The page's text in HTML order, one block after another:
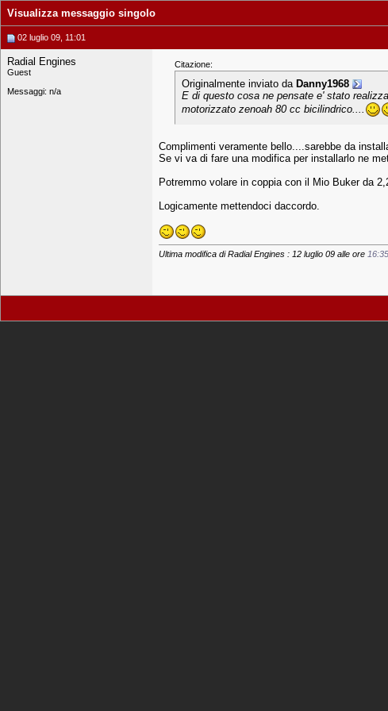
Visualizza messaggio singolo
02 luglio 09, 11:01
Radial Engines
Guest
Messaggi: n/a
Citazione:
Originalmente inviato da Danny1968
E di questo cosa ne pensate e' stato
motorizzato zenoah 80 cc bicilindrico....
Complimenti veramente bello....sarebbe da
Se vi va di fare una modifica per installarlo ne
Potremmo volare in coppia con il Mio Buker da
Logicamente mettendoci daccordo.
Ultima modifica di Radial Engines : 12 luglio 09 alle ore 16:35